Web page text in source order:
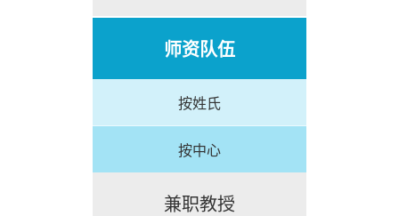
师资队伍
按姓氏
按中心
兼职教授